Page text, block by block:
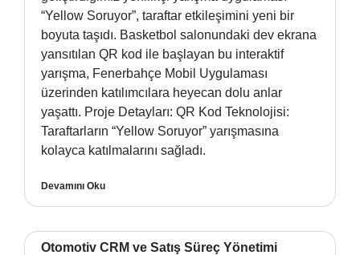
“Yellow Soruyor”, taraftar etkileşimini yeni bir
boyuta taşıdı. Basketbol salonundaki dev ekrana
yansıtılan QR kod ile başlayan bu interaktif
yarışma, Fenerbahçe Mobil Uygulaması
üzerinden katılımcılara heyecan dolu anlar
yaşattı. Proje Detayları: QR Kod Teknolojisi:
Taraftarların “Yellow Soruyor” yarışmasına
kolayca katılmalarını sağladı.
Devamını Oku
Otomotiv CRM ve Satış Süreç Yönetimi